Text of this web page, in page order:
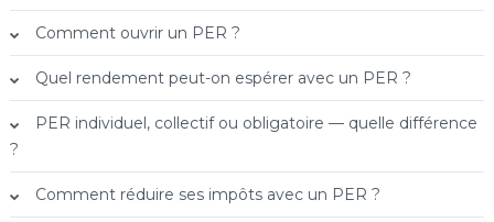
Comment ouvrir un PER ?
Quel rendement peut-on espérer avec un PER ?
PER individuel, collectif ou obligatoire — quelle différence
?
Comment réduire ses impôts avec un PER ?